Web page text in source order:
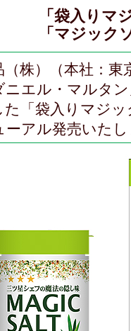
「袋入りマ
「マジック
株）（本社：
ニエル・マルタ
た「袋入りマジ
ーアル発売いた